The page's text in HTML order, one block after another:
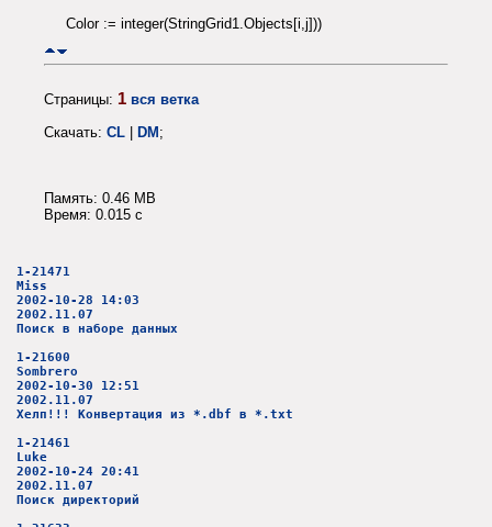
Color := integer(StringGrid1.Objects[i,j]))
Страницы: 1 вся ветка
Скачать: CL | DM;
Память: 0.46 MB
Время: 0.015 c
1-21471
Miss
2002-10-28 14:03
2002.11.07
Поиск в наборе данных
1-21600
Sombrero
2002-10-30 12:51
2002.11.07
Хелп!!! Конвертация из *.dbf в *.txt
1-21461
Luke
2002-10-24 20:41
2002.11.07
Поиск директорий